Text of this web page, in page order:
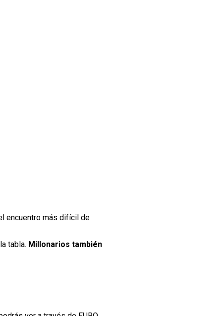
encuentro más difícil de
tabla. Millonarios también